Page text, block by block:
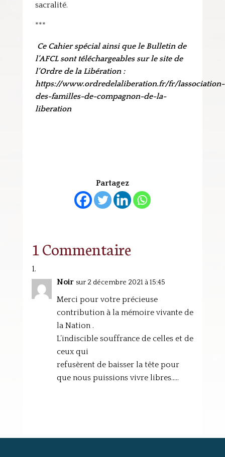
sacralité.
***
Ce Cahier spécial ainsi que le Bulletin de
l’AFCL sont téléchargeables sur le site de
l’Ordre de la Libération :
https://www.ordredelaliberation.fr/fr/lassociation-
des-familles-de-compagnon-de-la-
liberation
Partagez
1 Commentaire
Noir sur 2 décembre 2021 à 15:45
Merci pour votre précieuse
contribution à la mémoire vivante de
la Nation .
L’indiscible souffrance de celles et de
ceux qui
refusèrent de baisser la tête pour
que nous puissions vivre libres…..